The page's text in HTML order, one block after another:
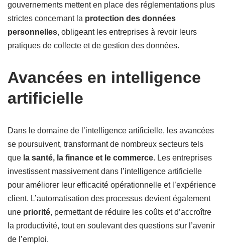
gouvernements mettent en place des réglementations plus
strictes concernant la protection des données
personnelles, obligeant les entreprises à revoir leurs
pratiques de collecte et de gestion des données.
Avancées en intelligence
artificielle
Dans le domaine de l’intelligence artificielle, les avancées
se poursuivent, transformant de nombreux secteurs tels
que la santé, la finance et le commerce. Les entreprises
investissent massivement dans l’intelligence artificielle
pour améliorer leur efficacité opérationnelle et l’expérience
client. L’automatisation des processus devient également
une priorité, permettant de réduire les coûts et d’accroître
la productivité, tout en soulevant des questions sur l’avenir
de l’emploi.